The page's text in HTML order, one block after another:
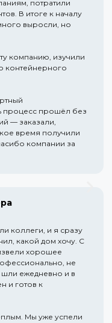
потратили
В итоге к началу
выросли, но
компанию, изучили
контейнерного
процесс прошёл без
— заказали,
время получили
компании за
коллеги, и я сразу
какой дом хочу. С
хорошее
не
шли ежедневно и в
и готов к
Мы уже успели